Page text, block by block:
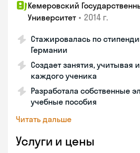
Кемеровский
Университет • 2014 г.
Стажировалась по
Германии
Создает занятия, учитывая
каждого ученика
Разработала собственные
учебные пособия
Читать дальше
Услуги и цены